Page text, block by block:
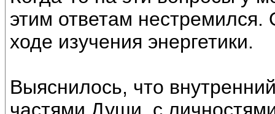
этим ответам
ходе изучения энергетики.
Выяснилось, что